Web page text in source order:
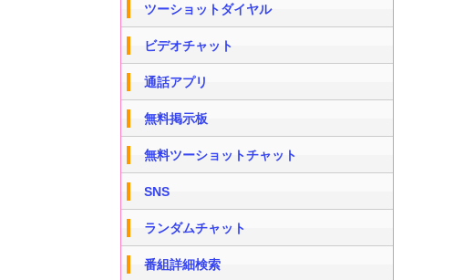
ツーショットダイヤル
ビデオチャット
通話アプリ
無料掲示板
無料ツーショットチャット
SNS
ランダムチャット
番組詳細検索